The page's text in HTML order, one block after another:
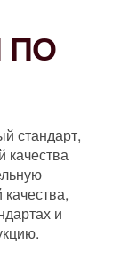
ПО
стандарт,
качества
и